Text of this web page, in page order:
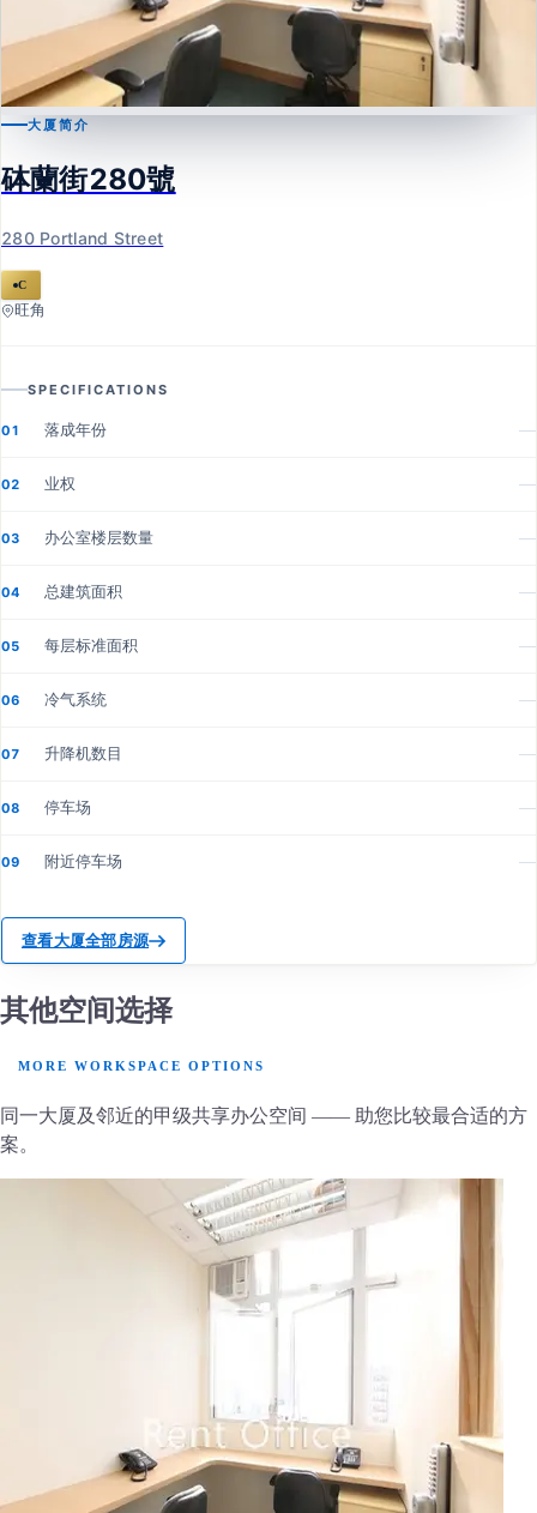
砵蘭街280號
280 Portland Street
大厦简介
砵蘭街280號
280 Portland Street
C
旺角
SPECIFICATIONS
01 落成年份 —
02 业权 —
03 办公室楼层数量 —
04 总建筑面积 —
05 每层标准面积 —
06 冷气系统 —
07 升降机数目 —
08 停车场 —
09 附近停车场 —
查看大厦全部房源
其他空间选择
MORE WORKSPACE OPTIONS
同一大厦及邻近的甲级共享办公空间 —— 助您比较最合适的方
案。